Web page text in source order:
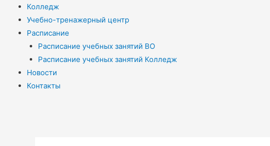
Колледж
Учебно-тренажерный центр
Расписание
Расписание учебных занятий ВО
Расписание учебных занятий Колледж
Новости
Контакты